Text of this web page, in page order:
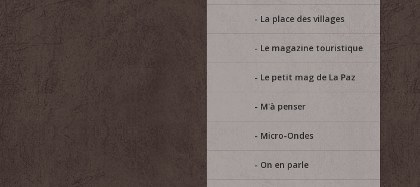
La place des villages
Le magazine touristique
Le petit mag de La Paz
M'à penser
Micro-Ondes
On en parle